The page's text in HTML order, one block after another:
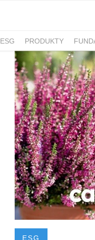
ESG PRODUKTY
ESG